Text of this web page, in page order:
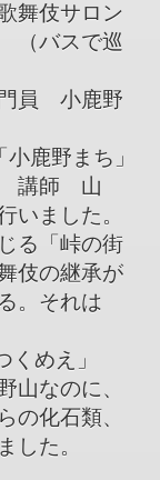
舞伎サロン
（バスで巡
員 小鹿野
鹿野まち」
講師 山
ました。
る「峠の街
伎の継承が
。それは
くめえ」
山なのに、
の化石類、
した。